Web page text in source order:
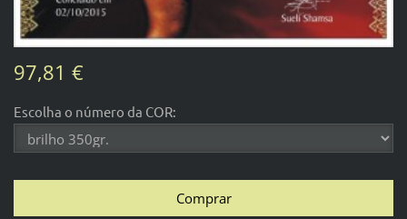
97,81 €
Escolha o número da COR: